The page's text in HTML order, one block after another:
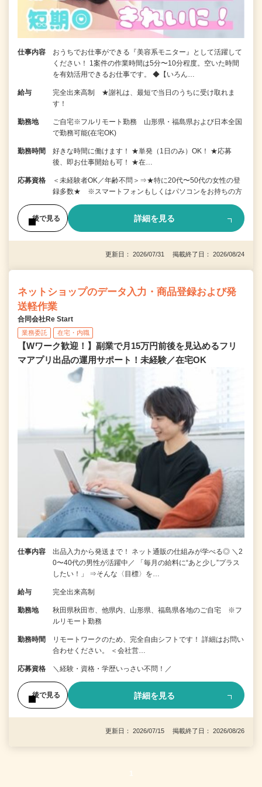
仕事内容
おうちでお仕事ができる『美容系モニター』として活躍して
ください！ 1案件の作業時間は5分〜10分程度。空いた時間
を有効活用できるお仕事です。 ◆【いろん…
給与
完全出来高制 ★謝礼は、最短で当日のうちに受け取れま
す！
勤務地
ご自宅※フルリモート勤務 山形県・福島県および日本全国
で勤務可能(在宅OK)
勤務時間
好きな時間に働けます！ ★単発（1日のみ）OK！ ★応募
後、即お仕事開始も可！ ★在…
応募資格
＜未経験者OK／年齢不問＞⇒★特に20代〜50代の女性の登
録多数★ ※スマートフォンもしくはパソコンをお持ちの方
後で見る 詳細を見る
更新日： 2026/07/31 掲載終了日： 2026/08/24
ネットショップのデータ入力・商品登録および発
送軽作業
合同会社Re Start
業務委託 在宅・内職
【Wワーク歓迎！】副業で月15万円前後を見込めるフリ
マアプリ出品の運用サポート！未経験／在宅OK
仕事内容
出品入力から発送まで！ ネット通販の仕組みが学べる◎ ＼2
0〜40代の男性が活躍中／ 「毎月の給料に“あと少し”プラス
したい！」 ⇒そんな〈目標〉を…
給与 完全出来高制
勤務地
秋田県秋田市、他県内、山形県、福島県各地のご自宅 ※フ
ルリモート勤務
勤務時間
リモートワークのため、完全自由シフトです！ 詳細はお問い
合わせください。 ＜会社営…
応募資格 ＼経験・資格・学歴いっさい不問！／
後で見る 詳細を見る
更新日： 2026/07/15 掲載終了日： 2026/08/26
1